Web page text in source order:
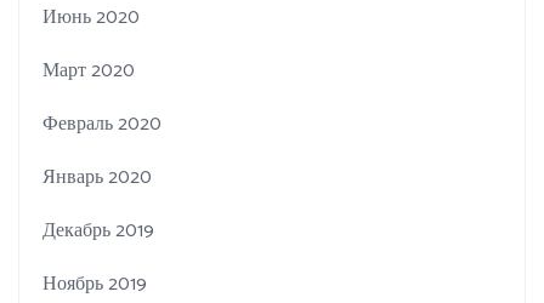
Июнь 2020
Март 2020
Февраль 2020
Январь 2020
Декабрь 2019
Ноябрь 2019